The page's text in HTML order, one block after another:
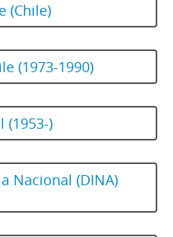
(Chile)
(1973-1990)
(1953-)
Nacional (DINA)